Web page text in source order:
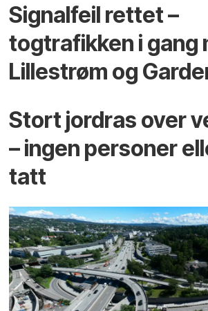
Signalfeil rettet –
togtrafikken i gang
Lillestrøm og
Stort jordras over
– ingen personer
tatt